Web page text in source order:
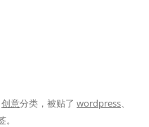
创意分类，被贴了 wordpress、
。